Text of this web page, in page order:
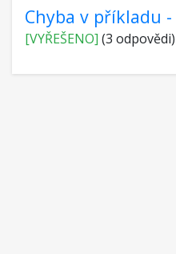
Chyba v příkladu
[VYŘEŠENO] (3 odpovědi)